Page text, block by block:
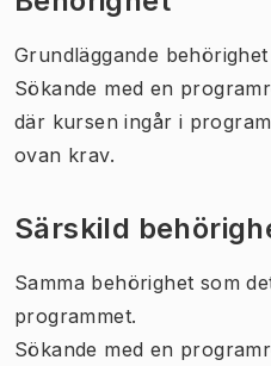
Grundläggande
Sökande med en
där kursen ingår i
ovan krav.
Särskild
Samma behörighet som
programmet.
Sökande med en